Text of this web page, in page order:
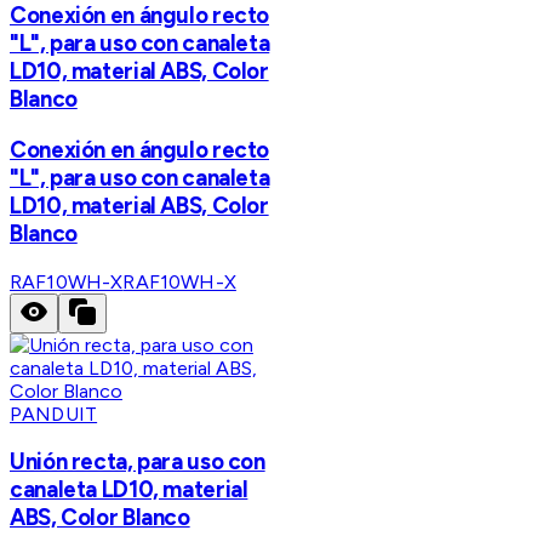
Conexión en ángulo recto
"L", para uso con canaleta
LD10, material ABS, Color
Blanco
Conexión en ángulo recto
"L", para uso con canaleta
LD10, material ABS, Color
Blanco
RAF10WH-XRAF10WH-X
PANDUIT
Unión recta, para uso con
canaleta LD10, material
ABS, Color Blanco